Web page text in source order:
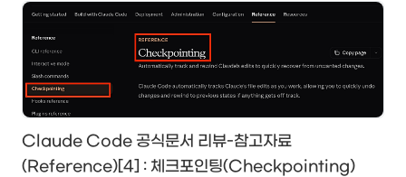
reference - Claude Code DocsThis page provides
reference documentation for implementing hooks in
Claude Code.code.claude.com 이 카테고리의 글은 편하게 공식
문서 위주의 내용을 눈으로 쭉 살펴 보고 넘어가는 목적을 갖고 시..
Claude Code 공식문서 리뷰-참고자료
(Reference)[4] : 체크포인팅(Checkpointing)